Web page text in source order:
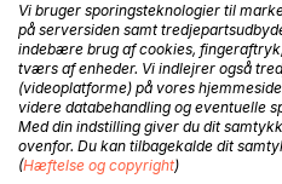
LAWRENCE & JACK foregår i
forfatteren Lawrence
spøgelsesjægeren Jack
overnaturlige sager og står
dæmoner, spøgelser, varulve,
vampyrer, hekse, rumvæsener
Vi bruger sporingsteknologier til
på serversiden samt
indebære brug af cookies,
tværs af enheder. Vi indlejrer også
(videoplatforme) på vores
videre databehandling og eventuelle
Med din indstilling giver du dit
ovenfor. Du kan tilbagekalde dit
(Hæftelse og copyright)